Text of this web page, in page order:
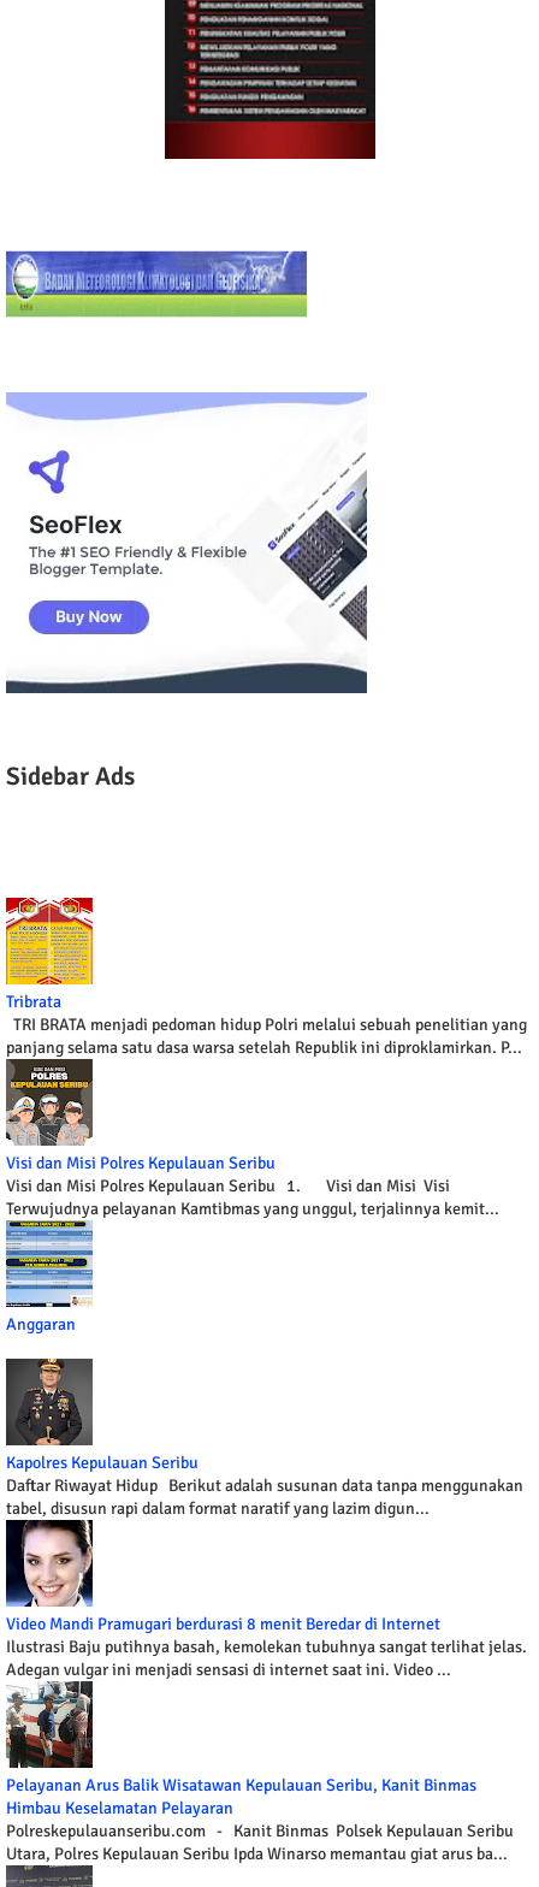
Sidebar Ads
Tribrata
TRI BRATA menjadi pedoman hidup Polri melalui sebuah penelitian yang
panjang selama satu dasa warsa setelah Republik ini diproklamirkan. P...
Visi dan Misi Polres Kepulauan Seribu
Visi dan Misi Polres Kepulauan Seribu 1. Visi dan Misi Visi
Terwujudnya pelayanan Kamtibmas yang unggul, terjalinnya kemit...
Anggaran
Kapolres Kepulauan Seribu
Daftar Riwayat Hidup Berikut adalah susunan data tanpa menggunakan
tabel, disusun rapi dalam format naratif yang lazim digun...
Video Mandi Pramugari berdurasi 8 menit Beredar di Internet
Ilustrasi Baju putihnya basah, kemolekan tubuhnya sangat terlihat jelas.
Adegan vulgar ini menjadi sensasi di internet saat ini. Video ...
Pelayanan Arus Balik Wisatawan Kepulauan Seribu, Kanit Binmas
Himbau Keselamatan Pelayaran
Polreskepulauanseribu.com - Kanit Binmas Polsek Kepulauan Seribu
Utara, Polres Kepulauan Seribu Ipda Winarso memantau giat arus ba...